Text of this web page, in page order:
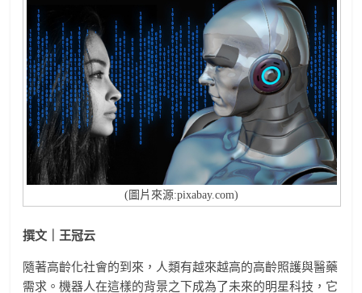
(圖片來源:pixabay.com)
撰文｜王冠云
隨著高齡化社會的到來，人類有越來越高的高齡照護與醫藥
需求。機器人在這樣的背景之下成為了未來的明星科技，它